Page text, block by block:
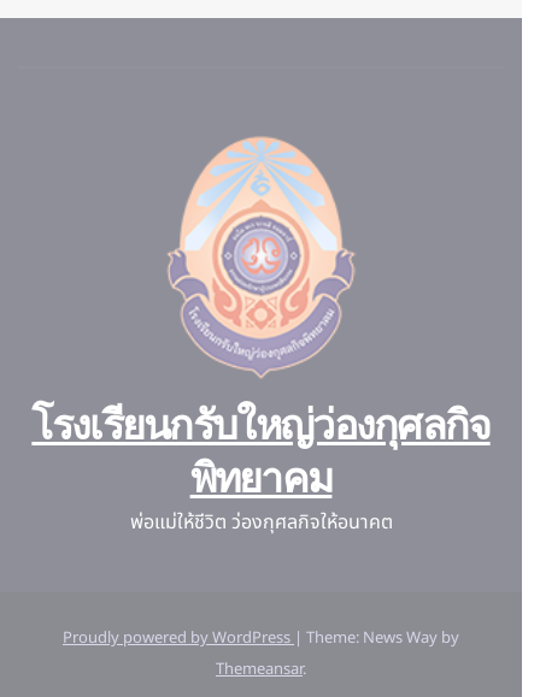
โรงเรียนกรับใหญ่ว่องกุศลกิจ
พิทยาคม
พ่อแม่ให้ชีวิต ว่องกุศลกิจให้อนาคต
Proudly powered by WordPress | Theme: News Way by
Themeansar.